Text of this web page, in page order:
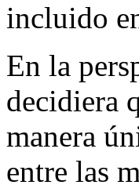
incluido
En la
decidiera
manera
entre las